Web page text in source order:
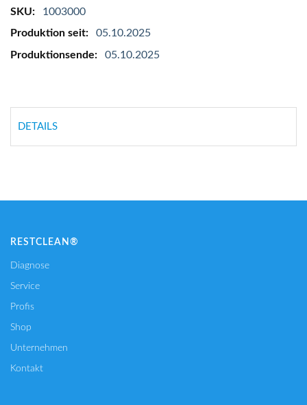
1003000
05.10.2025
05.10.2025
DETAILS
RESTCLEAN®
Diagnose
Service
Profis
Shop
Unternehmen
Kontakt